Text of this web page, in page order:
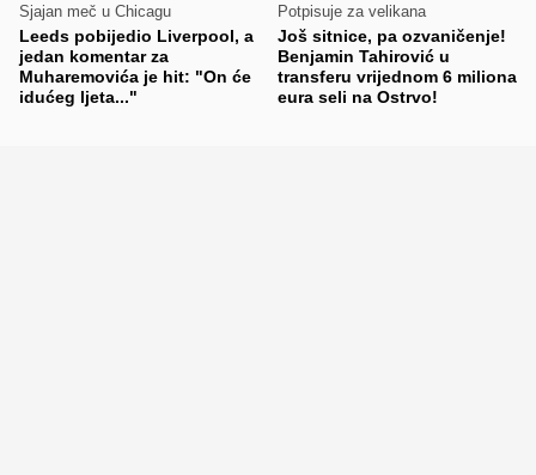
Sjajan meč u Chicagu
Leeds pobijedio Liverpool, a
jedan komentar za
Muharemovića je hit: "On će
idućeg ljeta..."
Potpisuje za velikana
Još sitnice, pa ozvaničenje!
Benjamin Tahirović u
transferu vrijednom 6 miliona
eura seli na Ostrvo!